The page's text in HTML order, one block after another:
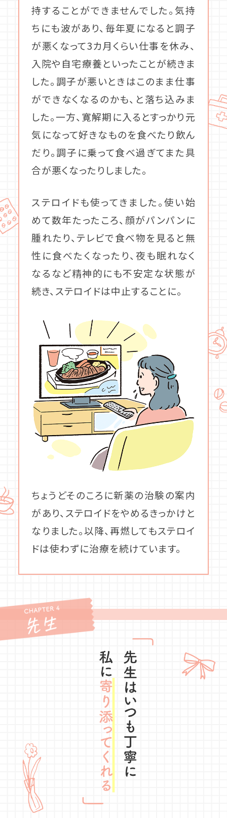
持することができませんでした。気持
ちにも波があり、毎年夏になると調子
が悪くなって3カ月くらい仕事を休み、
入院や自宅療養といったことが続きま
した。調子が悪いときはこのまま仕事
ができなくなるのかも、と落ち込みま
した。一方、寛解期に入るとすっかり元
気になって好きなものを食べたり飲ん
だり。調子に乗って食べ過ぎてまた具
合が悪くなったりしました。
ステロイドも使ってきました。使い始
めて数年たったころ、顔がパンパンに
腫れたり、テレビで食べ物を見ると無
性に食べたくなったり、夜も眠れなく
なるなど精神的にも不安定な状態が
続き、ステロイドは中止することに。
ちょうどそのころに新薬の治験の案内
があり、ステロイドをやめるきっかけと
なりました。以降、再燃してもステロイ
ドは使わずに治療を続けています。